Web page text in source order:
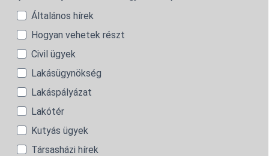
Általános hírek
Hogyan vehetek részt
Civil ügyek
Lakásügynökség
Lakáspályázat
Lakótér
Kutyás ügyek
Társasházi hírek